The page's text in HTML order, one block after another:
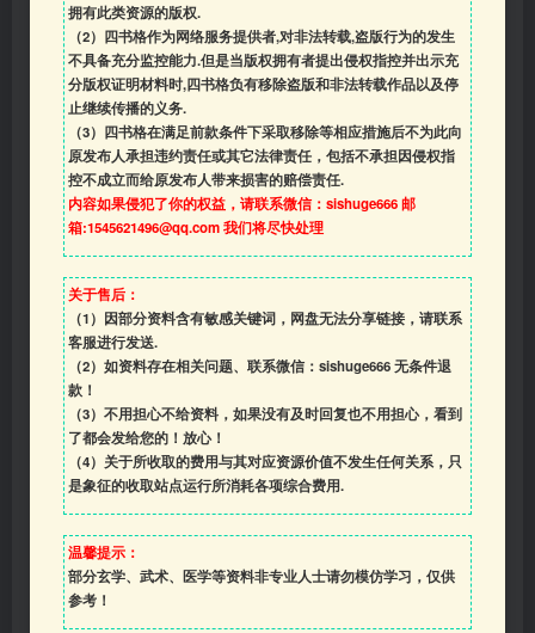
拥有此类资源的版权.
（2）四书格作为网络服务提供者,对非法转载,盗版行为的发生
不具备充分监控能力.但是当版权拥有者提出侵权指控并出示充
分版权证明材料时,四书格负有移除盗版和非法转载作品以及停
止继续传播的义务.
（3）四书格在满足前款条件下采取移除等相应措施后不为此向
原发布人承担违约责任或其它法律责任，包括不承担因侵权指
控不成立而给原发布人带来损害的赔偿责任.
内容如果侵犯了你的权益，请联系微信：sishuge666 邮
箱:1545621496@qq.com 我们将尽快处理
关于售后：
（1）因部分资料含有敏感关键词，网盘无法分享链接，请联系
客服进行发送.
（2）如资料存在相关问题、联系微信：sishuge666 无条件退
款！
（3） 不用担心不给资料，如果没有及时回复也不用担心，看到
了都会发给您的！放心！
（4） 关于所收取的费用与其对应资源价值不发生任何关系，只
是象征的收取站点运行所消耗各项综合费用.
温馨提示：
部分玄学、武术、医学等资料非专业人士请勿模仿学习，仅供
参考！